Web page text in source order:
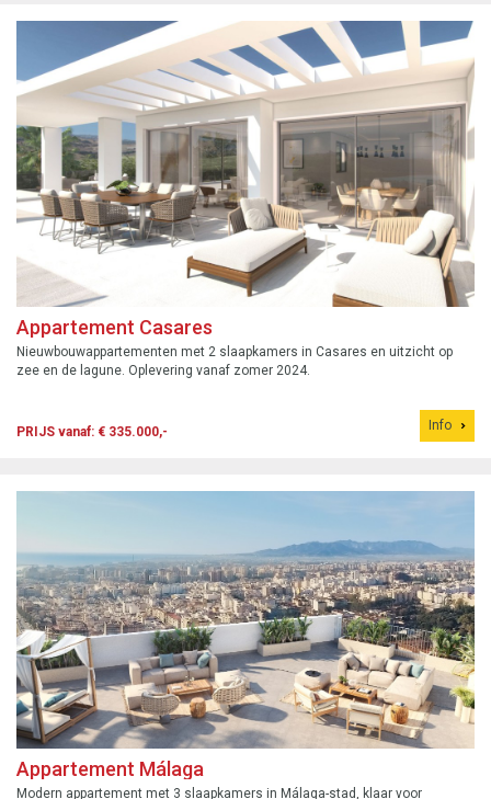
Appartement Casares
Nieuwbouwappartementen met 2 slaapkamers in Casares en uitzicht op
zee en de lagune. Oplevering vanaf zomer 2024.
PRIJS vanaf: € 335.000,- Info
Appartement Málaga
Modern appartement met 3 slaapkamers in Málaga-stad, klaar voor